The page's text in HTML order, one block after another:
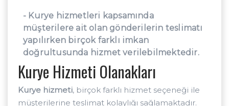
- Kurye hizmetleri kapsamında
müşterilere ait olan gönderilerin teslimatı
yapılırken birçok farklı imkan
doğrultusunda hizmet verilebilmektedir.
Kurye Hizmeti Olanakları
Kurye hizmeti, birçok farklı hizmet seçeneği ile
müşterilerine teslimat kolaylığı sağlamaktadır.